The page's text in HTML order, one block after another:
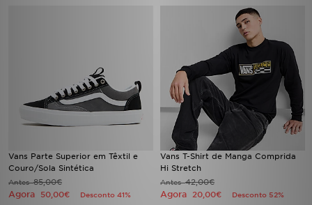
Vans Parte Superior em Têxtil e
Couro/Sola Sintética
Antes85,00€
Agora 50,00€ Desconto 41%
Vans T-Shirt de Manga Comprida
Hi Stretch
Antes42,00€
Agora 20,00€ Desconto 52%